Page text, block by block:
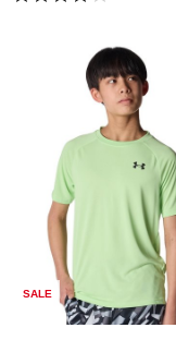
SALE